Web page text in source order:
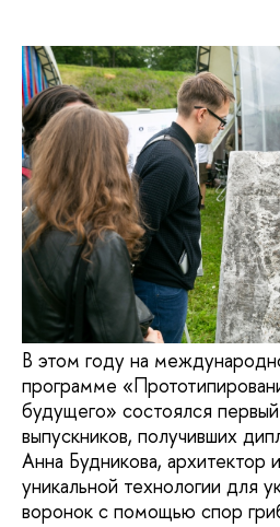
В этом году на
программе
будущего» состоялся
выпускников, получивших
Анна Будникова, архитектор
уникальной технологии для
воронок с помощью спор